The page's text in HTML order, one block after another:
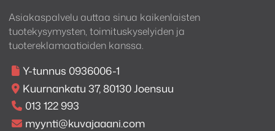
Asiakaspalvelu auttaa sinua kaikenlaisten
tuotekysymysten, toimituskyselyiden ja
tuotereklamaatioiden kanssa.
Y-tunnus 0936006-1
Kuurnankatu 37, 80130 Joensuu
013 122 993
myynti@kuvajaaani.com